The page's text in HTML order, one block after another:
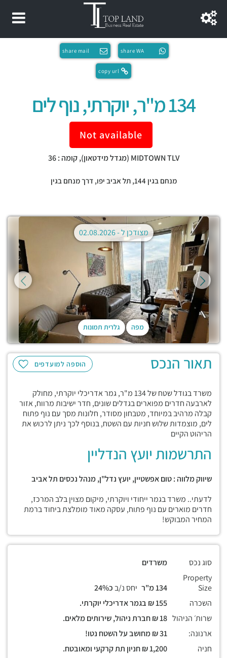
share WA
share mail
copy url
134 מ"ר, יוקרתי, נוף לים
Not available
MIDTOWN TLV (מגדל מידטאון), קומה : 36
מנחם בגין 144, תל אביב יפו,דרך מנחם בגין
מפה גלרית תמונות
מצודכן ל -02.08.2026
הוספה למועדפים תאור הנכס
משרד בגודל שטח של 134 מ"ר, גמר אדריכלי יוקרתי, מחולק
לארבעה חדרים מפוארים בגדלים שונים, חדר ישיבות מרווח, אזור
קבלה מרהיב במיוחד, מטבחון מסודר, חלונות מסך עם נוף פתוח
לים, מוצמדות שלוש חניות עם השטח, בנוסף לכך ניתן לרכוש את
הריהוט הקיים
התרשמות יועץ הנדליין
שיווק מלווה : טום אפשטיין, יועץ נדל"ן, מנהל נכסים תל אביב
לדעתי.. משרד בגמר ייחודי ויוקרתי, מיקום מצוין בלב המרכז,
חדרים מוארים עם נוף פתוח, עסקה מאוד מומלצת ביחוד ברמת
המחיר המבוקש!
סוג נכס
משרדים
Property
Size
יחס נ/בכ24%
השכרה
שרות׳ הניהול
ארנונה:
חניה